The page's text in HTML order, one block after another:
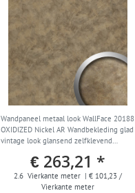
Wandpaneel metaal look WallFace 20188
OXIDIZED Nickel AR Wandbekleding glad
vintage look glansend zelfklevend
€ 263,21 *
2.6 Vierkante meter | € 101,23 /
Vierkante meter